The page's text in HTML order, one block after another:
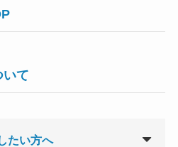
いて
たい方へ